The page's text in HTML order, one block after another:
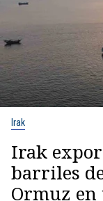
Irak
Irak
barriles
Ormuz en